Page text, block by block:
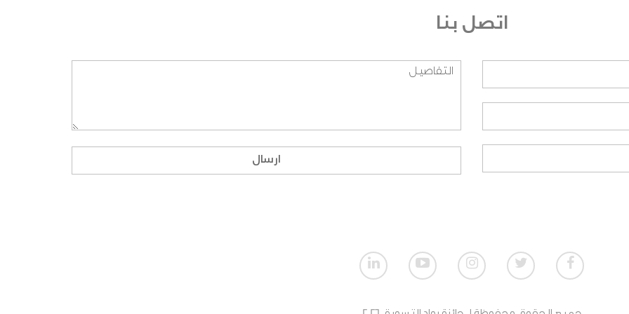
وعلى أي اساس تم اختيارهم؟
للمنظمات الغير ربحية؟
اتصل بنا
ارسال